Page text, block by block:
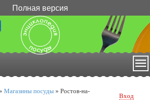
Полная версия
Магазины посуды » Ростов-на-
Вход